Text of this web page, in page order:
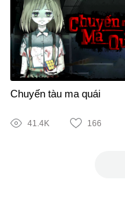
Chuyến tàu ma quái
41.4K 166